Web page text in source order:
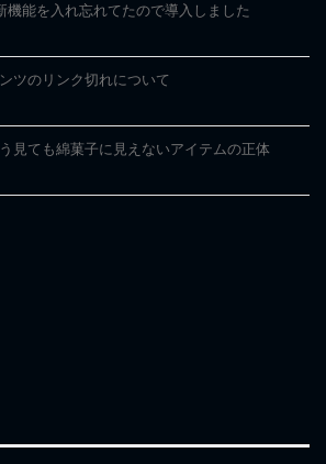
機能を入れ忘れてたので導入しました
ツのリンク切れについて
見ても綿菓子に見えないアイテムの正体